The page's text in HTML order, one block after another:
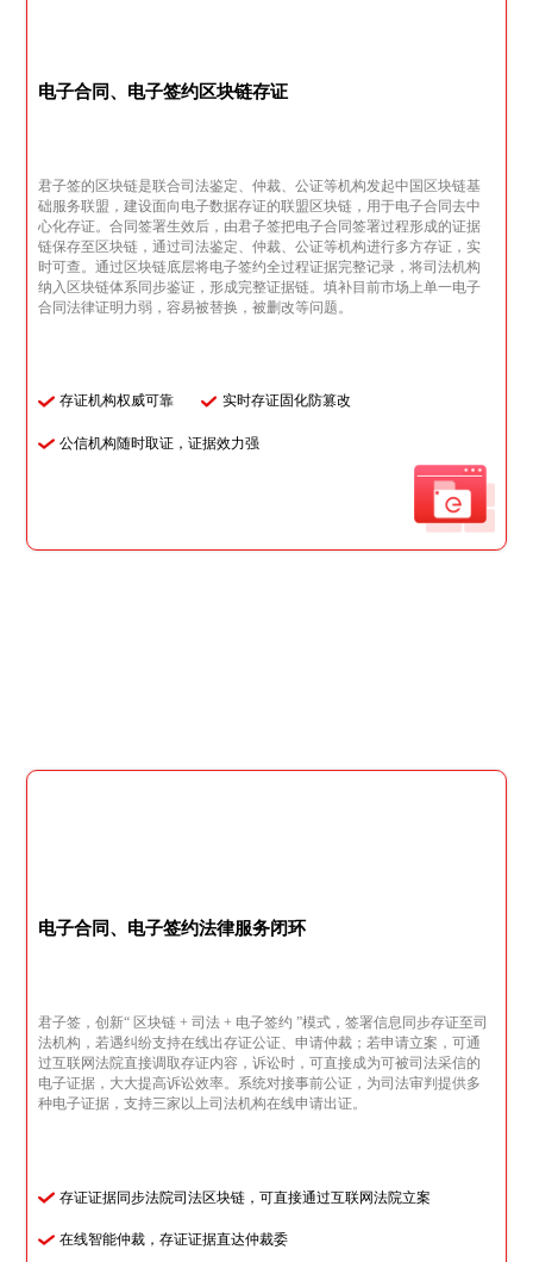
电子合同、电子签约区块链存证
君子签的区块链是联合司法鉴定、仲裁、公证等机构发起中国区块链基
础服务联盟，建设面向电子数据存证的联盟区块链，用于电子合同去中
心化存证。合同签署生效后，由君子签把电子合同签署过程形成的证据
链保存至区块链，通过司法鉴定、仲裁、公证等机构进行多方存证，实
时可查。通过区块链底层将电子签约全过程证据完整记录，将司法机构
纳入区块链体系同步鉴证，形成完整证据链。填补目前市场上单一电子
合同法律证明力弱，容易被替换，被删改等问题。
存证机构权威可靠 实时存证固化防篡改
公信机构随时取证，证据效力强
电子合同、电子签约法律服务闭环
君子签，创新“ 区块链 + 司法 + 电子签约 ”模式，签署信息同步存证至司
法机构，若遇纠纷支持在线出存证公证、申请仲裁；若申请立案，可通
过互联网法院直接调取存证内容，诉讼时，可直接成为可被司法采信的
电子证据，大大提高诉讼效率。系统对接事前公证，为司法审判提供多
种电子证据，支持三家以上司法机构在线申请出证。
存证证据同步法院司法区块链，可直接通过互联网法院立案
在线智能仲裁，存证证据直达仲裁委